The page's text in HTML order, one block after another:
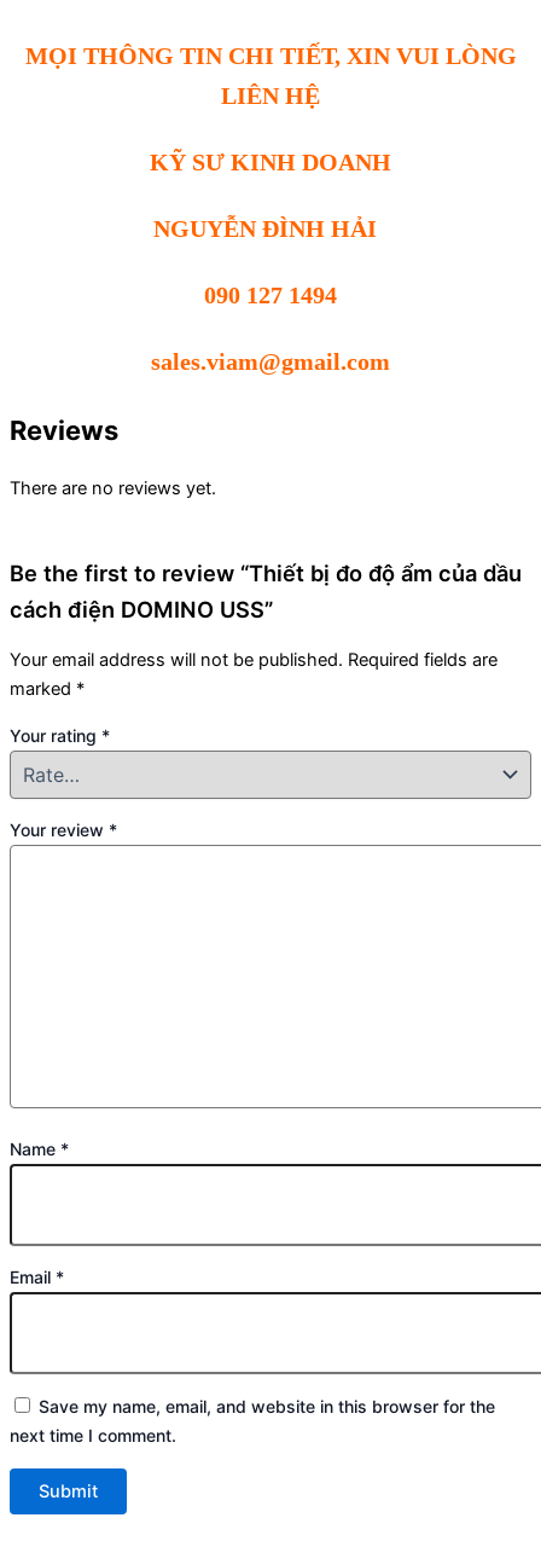
MỌI THÔNG TIN CHI TIẾT, XIN VUI LÒNG
LIÊN HỆ
KỸ SƯ KINH DOANH
NGUYỄN ĐÌNH HẢI
090 127 1494
sales.viam@gmail.com
Reviews
There are no reviews yet.
Be the first to review “Thiết bị đo độ ẩm của dầu
cách điện DOMINO USS”
Your email address will not be published. Required fields are
marked *
Your rating *
Your review *
Name *
Email *
Save my name, email, and website in this browser for the
next time I comment.